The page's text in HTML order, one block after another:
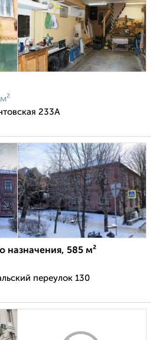
233А
назначения, 585 м²
переулок 130